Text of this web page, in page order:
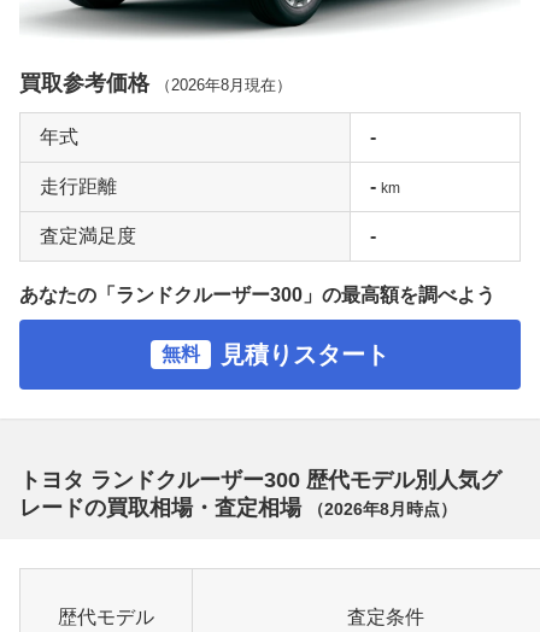
買取参考価格 （ 2026年8月 現在）
年式 -
走行距離 - km
査定満足度 -
あなたの「ランドクルーザー300」の最高額を調べよう
無料 見積りスタート
トヨタ ランドクルーザー300 歴代モデル別人気グ
レードの買取相場・査定相場
（2026年8月 時点）
歴代モデル 査定条件